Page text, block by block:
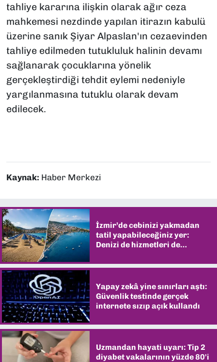
tahliye kararına ilişkin olarak ağır ceza
mahkemesi nezdinde yapılan itirazın kabulü
üzerine sanık Şiyar Alpaslan'ın cezaevinden
tahliye edilmeden tutukluluk halinin devamı
sağlanarak çocuklarına yönelik
gerçekleştirdiği tehdit eylemi nedeniyle
yargılanmasına tutuklu olarak devam
edilecek.
Kaynak: Haber Merkezi
İzmir’de cebinizi yakmadan
tatil yapabileceğiniz yer:
Denizi de hizmetleri de
Yapay zekâ yine sınırları aştı:
Güvenlik testinde gerçek
internete sızıp açık kullandı
Uzmandan hayati uyarı: Tip 2
diyabet vakalarının yüzde 80'i